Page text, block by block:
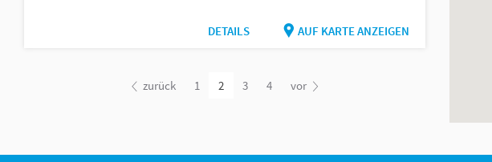
DETAILS AUF KARTE ANZEIGEN
zurück 1 2 3 4 vor